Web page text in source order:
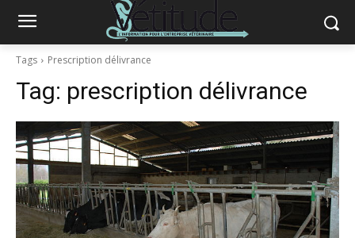
Tags Prescription délivrance
Tag: prescription délivrance